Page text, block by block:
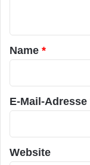
a
r
*
Name *
E-Mail-Adresse
Website